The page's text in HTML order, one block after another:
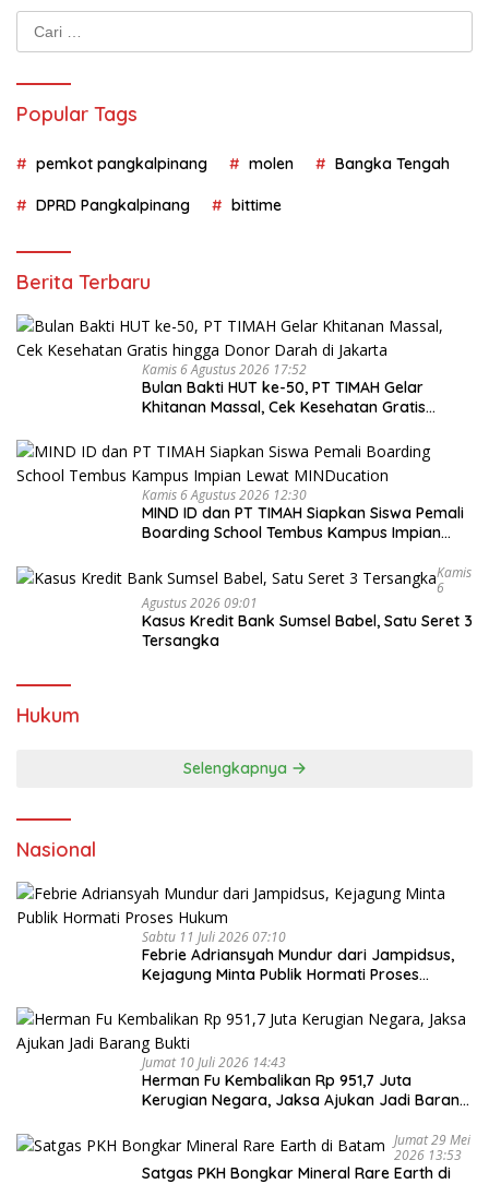
Cari
untuk:
Popular Tags
pemkot pangkalpinang molen Bangka Tengah
DPRD Pangkalpinang bittime
Berita Terbaru
Kamis 6 Agustus 2026 17:52
Bulan Bakti HUT ke-50, PT TIMAH Gelar
Khitanan Massal, Cek Kesehatan Gratis
Kamis 6 Agustus 2026 12:30
MIND ID dan PT TIMAH Siapkan Siswa Pemali
Boarding School Tembus Kampus Impian
Kamis
6
Agustus 2026 09:01
Kasus Kredit Bank Sumsel Babel, Satu Seret 3
Tersangka
Hukum
Selengkapnya
Nasional
Sabtu 11 Juli 2026 07:10
Febrie Adriansyah Mundur dari Jampidsus,
Kejagung Minta Publik Hormati Proses
Jumat 10 Juli 2026 14:43
Herman Fu Kembalikan Rp 951,7 Juta
Kerugian Negara, Jaksa Ajukan Jadi Barang
Jumat 29 Mei
2026 13:53
Satgas PKH Bongkar Mineral Rare Earth di